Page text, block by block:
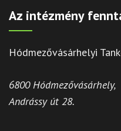
Az intézmény
Hódmezővásárhelyi
6800 Hódmezővásárhely,
Andrássy út 28.